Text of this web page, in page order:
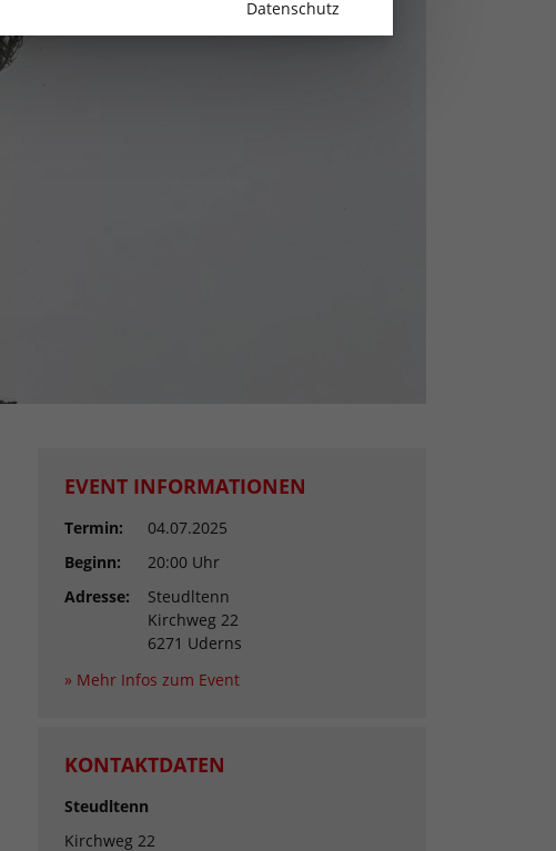
EVENT INFORMATIONEN
Termin:
04.07.2025
Beginn:
20:00 Uhr
Adresse:
Steudltenn
Kirchweg 22
6271 Uderns
» Mehr Infos zum Event
KONTAKTDATEN
Steudltenn
Kirchweg 22
Datenschutz